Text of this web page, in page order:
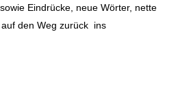
Eindrücke, neue Wörter, nette
den Weg zurück ins